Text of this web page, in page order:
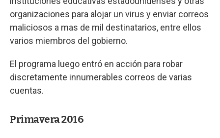
organizaciones para alojar un virus y enviar correos
maliciosos a mas de mil destinatarios, entre ellos
varios miembros del gobierno.
El programa luego entró en acción para robar
discretamente innumerables correos de varias
cuentas.
Primavera 2016